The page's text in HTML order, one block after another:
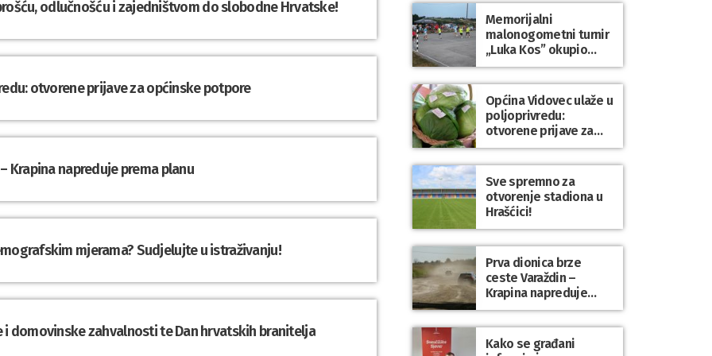
odlučnošću i zajedništvom do slobodne Hrvatske!
otvorene prijave za općinske potpore
Krapina napreduje prema planu
mjerama? Sudjelujte u istraživanju!
i domovinske zahvalnosti te Dan hrvatskih branitelja
Dravi
Memorijalni
malonogometni turnir
„Luka Kos” okupio
brojne ekipe i
posjetitelje u Sudovcu
Općina Vidovec ulaže u
poljoprivredu:
otvorene prijave za
općinske potpore
Sve spremno za
otvorenje stadiona u
Hrašćici!
Prva dionica brze
ceste Varaždin –
Krapina napreduje
prema planu
Kako se građani